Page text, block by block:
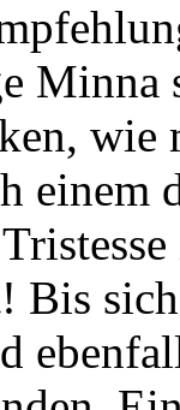
Minna
wie
einem
Bis